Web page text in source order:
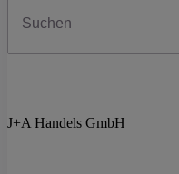
J+A Handels GmbH